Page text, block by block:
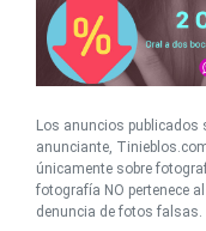
Los anuncios publicados
anunciante,
únicamente sobre
fotografía NO pertenece
denuncia de fotos falsas.